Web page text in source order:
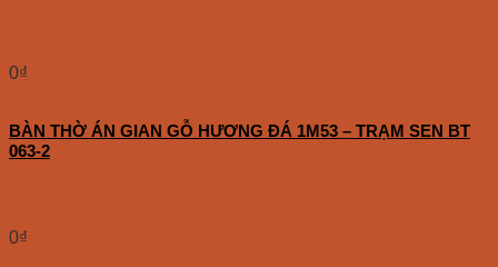
0₫
BÀN THỜ ÁN GIAN GỖ HƯƠNG ĐÁ 1M53 – TRẠM SEN BT
063-2
0₫